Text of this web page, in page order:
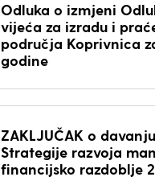
Odluka o izmjeni
vijeća za izradu i
područja Koprivnica
godine
ZAKLJUČAK o
Strategije razvoja
financijsko razdoblje